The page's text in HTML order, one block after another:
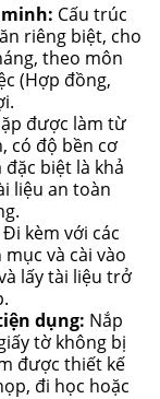
Cấu trúc
riêng biệt, cho
theo môn
(Hợp đồng,
được làm từ
có độ bền cơ
biệt là khả
liệu an toàn
Đi kèm với các
và cài vào
lấy tài liệu trở
dụng: Nắp
tờ không bị
được thiết kế
đi học hoặc